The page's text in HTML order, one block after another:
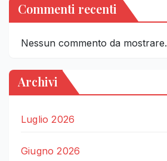
Commenti recenti
Nessun commento da mostrare.
Archivi
Luglio 2026
Giugno 2026